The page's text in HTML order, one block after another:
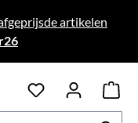
artikelen